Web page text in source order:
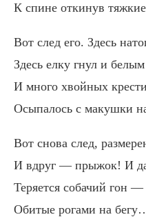
К спине откинув
Вот след его. Здесь
Здесь елку гнул и
И много хвойных
Осыпалось с макушки
Вот снова след,
И вдруг — прыжок! И
Теряется собачий гон
Обитые рогами на